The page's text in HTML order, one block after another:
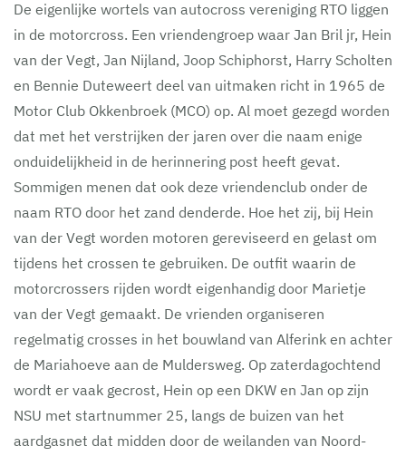
De eigenlijke wortels van autocross vereniging RTO liggen
in de motorcross. Een vriendengroep waar Jan Bril jr, Hein
van der Vegt, Jan Nijland, Joop Schiphorst, Harry Scholten
en Bennie Duteweert deel van uitmaken richt in 1965 de
Motor Club Okkenbroek (MCO) op. Al moet gezegd worden
dat met het verstrijken der jaren over die naam enige
onduidelijkheid in de herinnering post heeft gevat.
Sommigen menen dat ook deze vriendenclub onder de
naam RTO door het zand denderde. Hoe het zij, bij Hein
van der Vegt worden motoren gereviseerd en gelast om
tijdens het crossen te gebruiken. De outfit waarin de
motorcrossers rijden wordt eigenhandig door Marietje
van der Vegt gemaakt. De vrienden organiseren
regelmatig crosses in het bouwland van Alferink en achter
de Mariahoeve aan de Muldersweg. Op zaterdagochtend
wordt er vaak gecrost, Hein op een DKW en Jan op zijn
NSU met startnummer 25, langs de buizen van het
aardgasnet dat midden door de weilanden van Noord-